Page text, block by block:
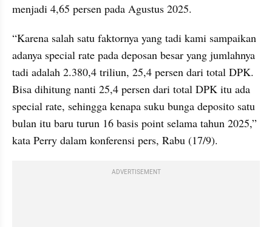
menjadi 4,65 persen pada Agustus 2025.
“Karena salah satu faktornya yang tadi kami sampaikan
adanya special rate pada deposan besar yang jumlahnya
tadi adalah 2.380,4 triliun, 25,4 persen dari total DPK.
Bisa dihitung nanti 25,4 persen dari total DPK itu ada
special rate, sehingga kenapa suku bunga deposito satu
bulan itu baru turun 16 basis point selama tahun 2025,”
kata Perry dalam konferensi pers, Rabu (17/9).
ADVERTISEMENT